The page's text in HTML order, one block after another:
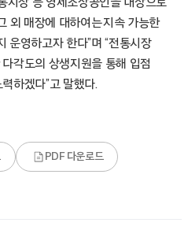
외 매장에 대하여는 지속 가능한
운영하고자 한다”며 “전통시장
각도의 상생지원을 통해 입점
하겠다”고 말했다.
PDF 다운로드